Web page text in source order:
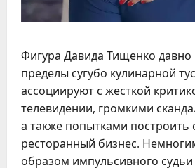
Фигура Давида Тищенко
пределы сугубо кулинарной
ассоциируют с жесткой
телевидении, громкими
а также попытками построить
ресторанный бизнес.
образом импульсивного судьи